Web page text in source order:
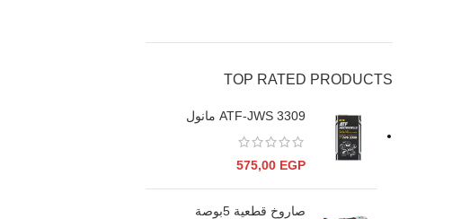
TOP RATED PRODUCTS
ATF-JWS 3309 مانول
575,00 EGP
صاروخ قطعية 5بوصة